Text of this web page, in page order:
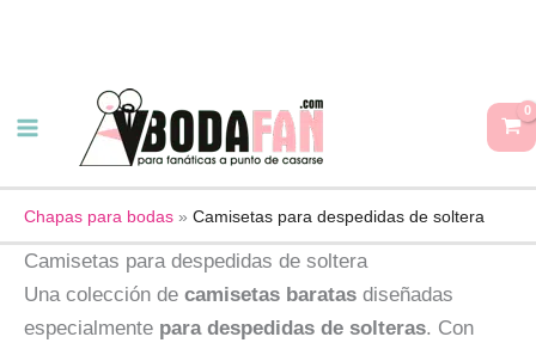
Chapas para bodas » Camisetas para despedidas de soltera
Camisetas para despedidas de soltera
Una colección de camisetas baratas diseñadas
especialmente para despedidas de solteras. Con